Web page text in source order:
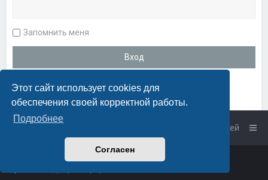
Этот сайт использует cookies для
обеспечения своей корректной работы.
Подробнее
Согласен
Запомнить меня
Связаться с администрацией
phpBB
PlanetStyles